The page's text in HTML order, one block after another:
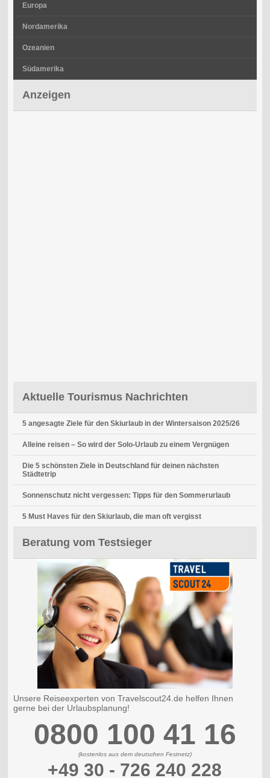
Europa
Nordamerika
Ozeanien
Südamerika
Anzeigen
Aktuelle Tourismus Nachrichten
5 angesagte Ziele für den Skiurlaub in der Wintersaison 2025/26
Alleine reisen – So wird der Solo-Urlaub zu einem Vergnügen
Die 5 schönsten Ziele in Deutschland für deinen nächsten
Städtetrip
Sonnenschutz nicht vergessen: Tipps für den Sommerurlaub
5 Must Haves für den Skiurlaub, die man oft vergisst
Beratung vom Testsieger
Unsere Reiseexperten von Travelscout24.de helfen Ihnen
gerne bei der Urlaubsplanung!
0800 100 41 16
(kostenlos aus dem deutschen Festnetz)
+49 30 - 726 240 228